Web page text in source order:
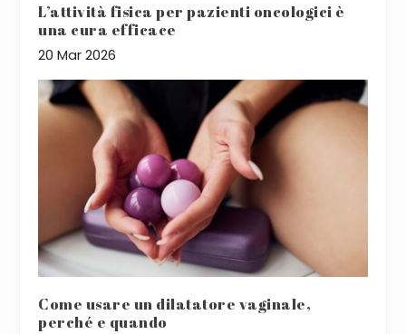
L’attività fisica per pazienti oncologici è
una cura efficace
20 Mar 2026
Come usare un dilatatore vaginale,
perché e quando